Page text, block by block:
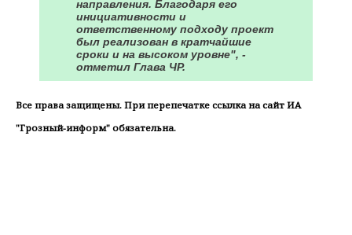
направления. Благодаря его
инициативности и
ответственному подходу проект
был реализован в кратчайшие
сроки и на высоком уровне", -
отметил Глава ЧР.
Все права защищены. При перепечатке ссылка на сайт ИА
"Грозный-информ" обязательна.